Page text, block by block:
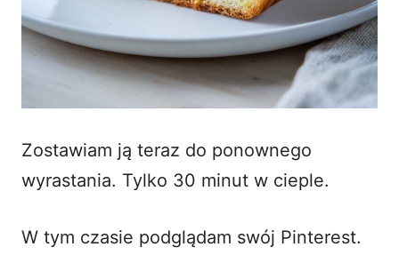
Zostawiam ją teraz do ponownego
wyrastania. Tylko 30 minut w cieple.
W tym czasie podglądam swój Pinterest.